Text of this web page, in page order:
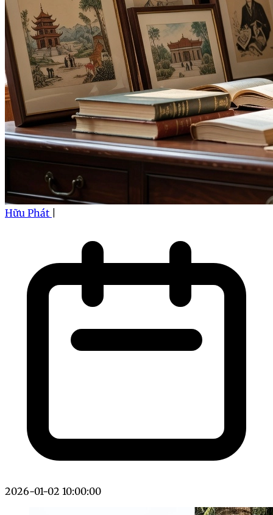
Hữu Phát
2026-01-02 10:00:00